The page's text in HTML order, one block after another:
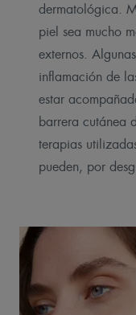
dermatológica.
piel sea mucho
externos.
inflamación de
estar
barrera cutánea
terapias
pueden, por